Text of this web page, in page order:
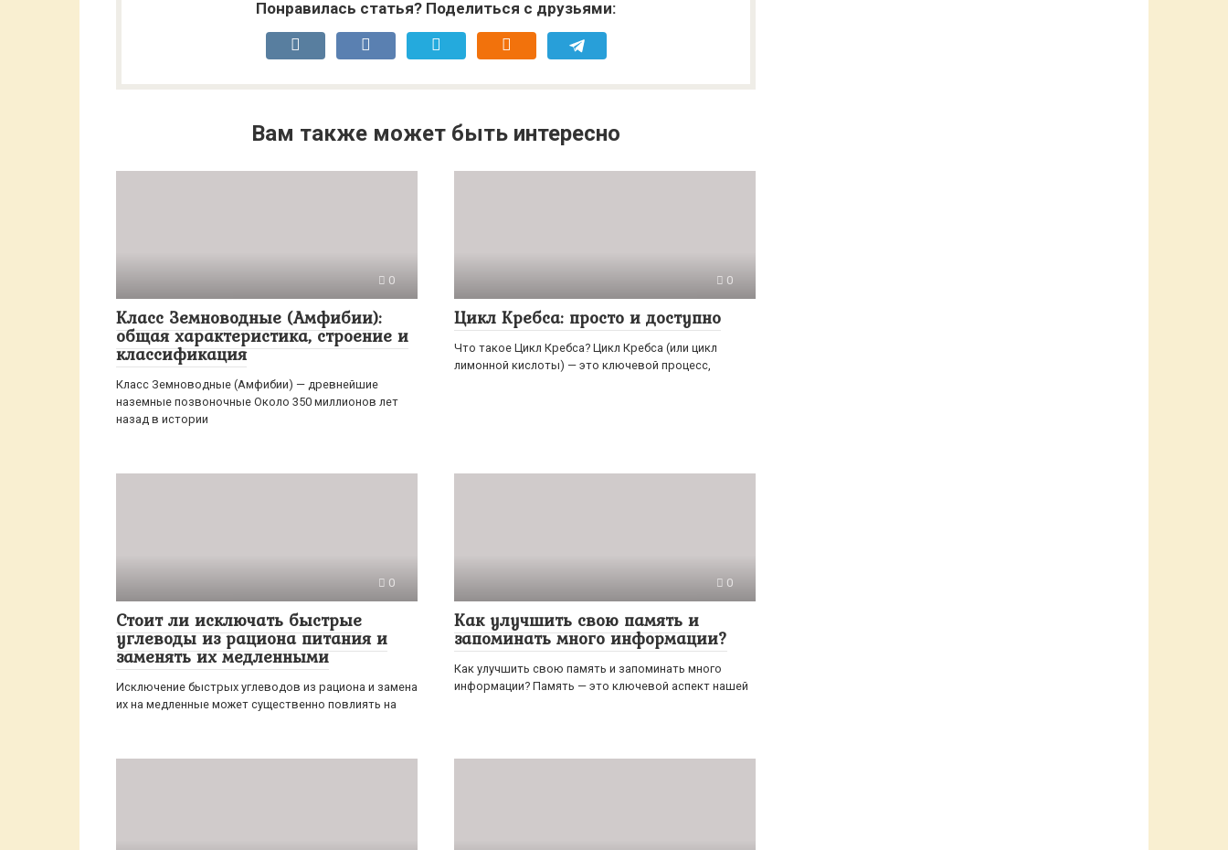
Понравилась статья? Поделиться с друзьями:
Вам также может быть интересно
0
Класс Земноводные (Амфибии):
общая характеристика, строение и
классификация
Класс Земноводные (Амфибии) — древнейшие
наземные позвоночные Около 350 миллионов лет
назад в истории
0
Цикл Кребса: просто и доступно
Что такое Цикл Кребса? Цикл Кребса (или цикл
лимонной кислоты) — это ключевой процесс,
0
Стоит ли исключать быстрые
углеводы из рациона питания и
заменять их медленными
Исключение быстрых углеводов из рациона и замена
их на медленные может существенно повлиять на
0
Как улучшить свою память и
запоминать много информации?
Как улучшить свою память и запоминать много
информации? Память — это ключевой аспект нашей